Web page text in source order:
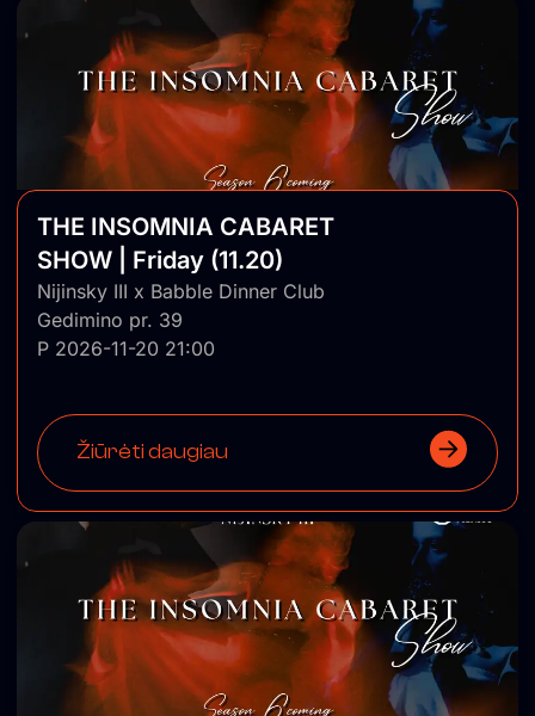
THE INSOMNIA CABARET
SHOW | Friday (11.20)
Nijinsky III x Babble Dinner Club
Gedimino pr. 39
P 2026-11-20 21:00
Žiūrėti daugiau